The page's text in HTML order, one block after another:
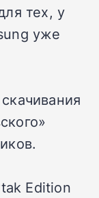
тех, у
уже
Edition